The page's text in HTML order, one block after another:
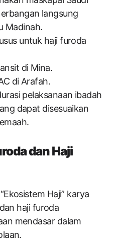
langsung
Madinah.
untuk haji furoda
di Mina.
di Arafah.
pelaksanaan ibadah
dapat disesuaikan
dan Haji
Haji” karya
haji furoda
mendasar dalam